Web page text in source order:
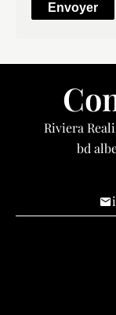
Envoyer
Riviera
bd